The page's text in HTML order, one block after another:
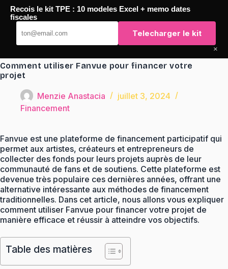
Passer
contenu
TaqTaq
Comment utiliser Fanvue pour financer votre
projet
Menzie Anastacia
juillet 3, 2024
Financement
Fanvue est une plateforme de financement participatif qui
permet aux artistes, créateurs et entrepreneurs de
collecter des fonds pour leurs projets auprès de leur
communauté de fans et de soutiens. Cette plateforme est
devenue très populaire ces dernières années, offrant une
alternative intéressante aux méthodes de financement
traditionnelles. Dans cet article, nous allons vous expliquer
comment utiliser Fanvue pour financer votre projet de
manière efficace et réussir à atteindre vos objectifs.
Table des matières
Recois le kit TPE : 10 modeles Excel + memo dates
fiscales
Telecharger le kit
×